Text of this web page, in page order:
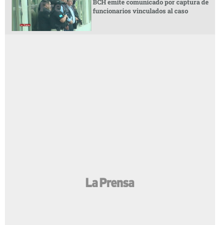
BCH emite comunicado por captura de
funcionarios vinculados al caso